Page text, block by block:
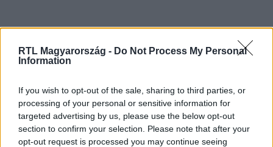
RTL Magyarország - Do Not Process My Personal
Information
If you wish to opt-out of the sale, sharing to third parties, or
processing of your personal or sensitive information for
targeted advertising by us, please use the below opt-out
section to confirm your selection. Please note that after your
opt-out request is processed you may continue seeing
Kövess minket, és értesülj a friss hírekről a
Facebookon is!